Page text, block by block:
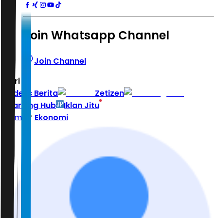
Join Whatsapp Channel
Join Channel
Hari ini
Indeks Berita
Zetizen
Learning Hub
Iklan Jitu
Home
Ekonomi